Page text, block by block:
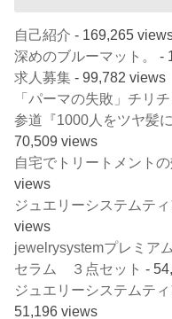
自己紹介 - 169,265
深めのブルーマット。
-
求人募集 - 99,782 views
「パーマの失敗」チリ
参道『1000人をツヤ髪
70,509 views
自宅でトリートメント
views
ジュエリーシステムテ
views
jewelrysystemプレミア
セラム ３点セット -
ジュエリーシステムテ
51,196 views